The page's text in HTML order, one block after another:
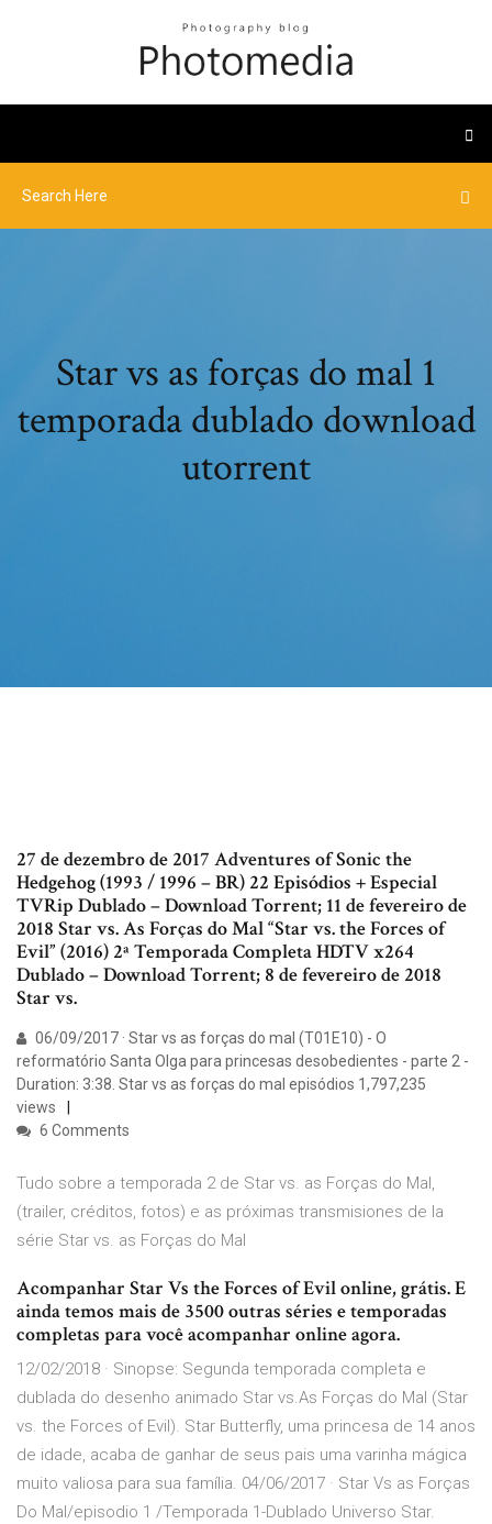
Star vs as forças do mal 1
temporada dublado download
utorrent
27 de dezembro de 2017 Adventures of Sonic the
Hedgehog (1993 / 1996 – BR) 22 Episódios + Especial
TVRip Dublado – Download Torrent; 11 de fevereiro de
2018 Star vs. As Forças do Mal “Star vs. the Forces of
Evil” (2016) 2ª Temporada Completa HDTV x264
Dublado – Download Torrent; 8 de fevereiro de 2018
Star vs.
06/09/2017 · Star vs as forças do mal (T01E10) - O
reformatório Santa Olga para princesas desobedientes - parte 2 -
Duration: 3:38. Star vs as forças do mal episódios 1,797,235
views
6 Comments
Tudo sobre a temporada 2 de Star vs. as Forças do Mal,
(trailer, créditos, fotos) e as próximas transmisiones de la
série Star vs. as Forças do Mal
Acompanhar Star Vs the Forces of Evil online, grátis. E
ainda temos mais de 3500 outras séries e temporadas
completas para você acompanhar online agora.
12/02/2018 · Sinopse: Segunda temporada completa e
dublada do desenho animado Star vs.As Forças do Mal (Star
vs. the Forces of Evil). Star Butterfly, uma princesa de 14 anos
de idade, acaba de ganhar de seus pais uma varinha mágica
muito valiosa para sua família. 04/06/2017 · Star Vs as Forças
Do Mal/episodio 1 /Temporada 1-Dublado Universo Star.